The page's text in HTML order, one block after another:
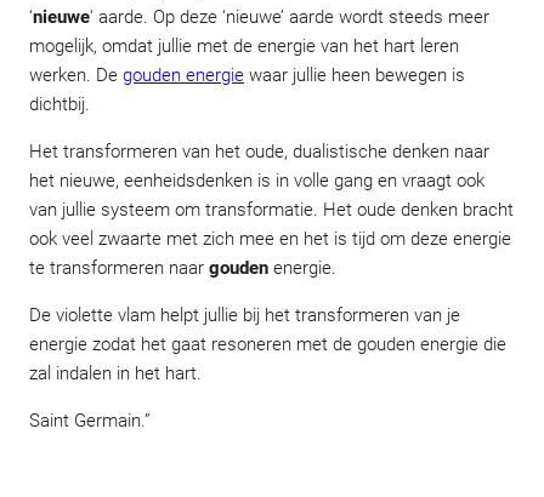
‘nieuwe‘ aarde. Op deze ‘nieuwe’ aarde wordt steeds meer
mogelijk, omdat jullie met de energie van het hart leren
werken. De gouden energie waar jullie heen bewegen is
dichtbij.
Het transformeren van het oude, dualistische denken naar
het nieuwe, eenheidsdenken is in volle gang en vraagt ook
van jullie systeem om transformatie. Het oude denken bracht
ook veel zwaarte met zich mee en het is tijd om deze energie
te transformeren naar gouden energie.
De violette vlam helpt jullie bij het transformeren van je
energie zodat het gaat resoneren met de gouden energie die
zal indalen in het hart.
Saint Germain.”